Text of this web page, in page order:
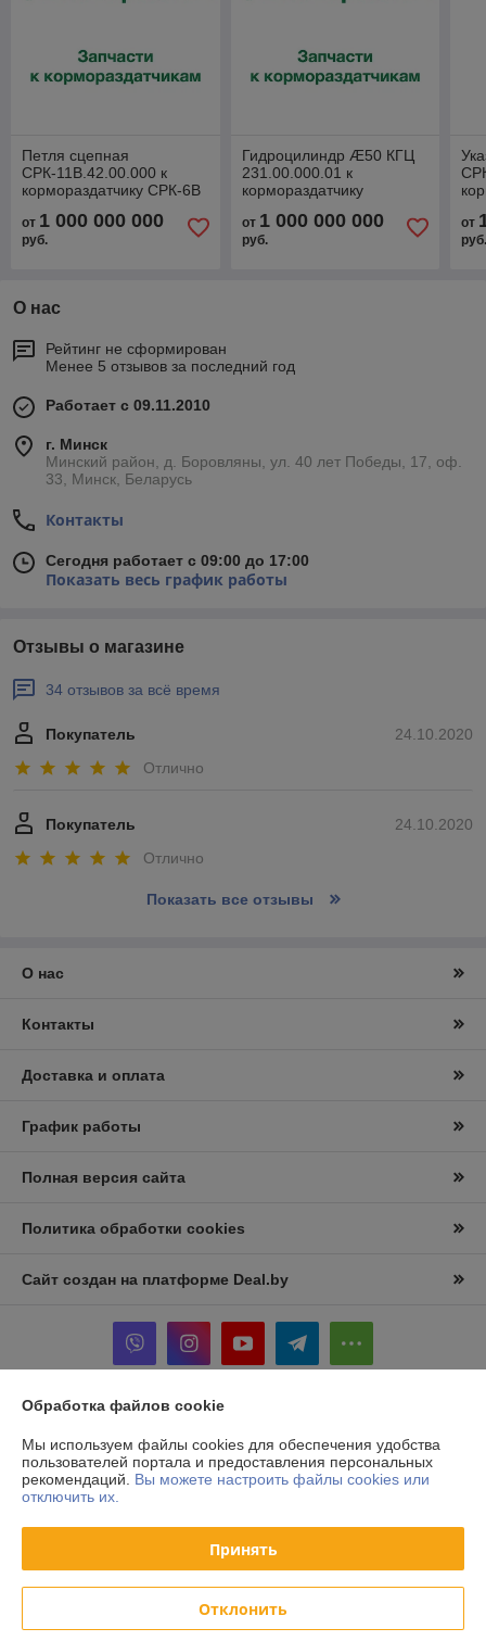
Петля сцепная
СРК-11В.42.00.000 к
кормораздатчику СРК-6В
от 1 000 000 000
руб.
Гидроцилиндр Æ50 КГЦ
231.00.000.01 к
кормораздатчику
от 1 000 000 000
руб.
от
О нас
Рейтинг не сформирован
Менее 5 отзывов за последний год
Работает с 09.11.2010
г. Минск
Минский район, д. Боровляны, ул. 40 лет Победы, 17, оф.
33, Минск, Беларусь
Контакты
Сегодня работает с 09:00 до 17:00
Показать весь график работы
Отзывы о магазине
34 отзывов за всё время
24.10.2020
Покупатель
Отлично
24.10.2020
Покупатель
Отлично
Показать все отзывы
О нас
Контакты
Доставка и оплата
График работы
Полная версия сайта
Политика обработки cookies
Сайт создан на платформе Deal.by
Юридическое лицо:ООО «БелКормМаш»
Республика Беларусь, 223053, Минский район, д. Боровляны, ул. 40
лет Победы, 17, оф. 12
Регистрационный номер ЕГР: 691836680
Регистрационный орган: Минский райисполком
Дата регистрации компании: 19.07.2017
Обработка файлов cookie
Мы используем файлы cookies для обеспечения удобства
пользователей портала и предоставления персональных
рекомендаций. Вы можете настроить файлы cookies или
отключить их.
Принять
Отклонить